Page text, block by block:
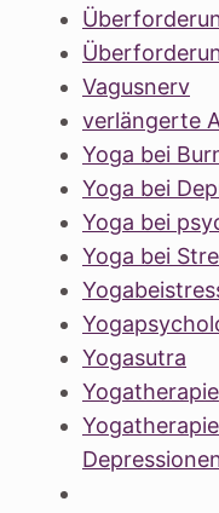
Vagusnerv
verlängerte
Yoga bei
Yoga bei
Yoga bei
Yoga bei
Yogasutra
Yogatherapie